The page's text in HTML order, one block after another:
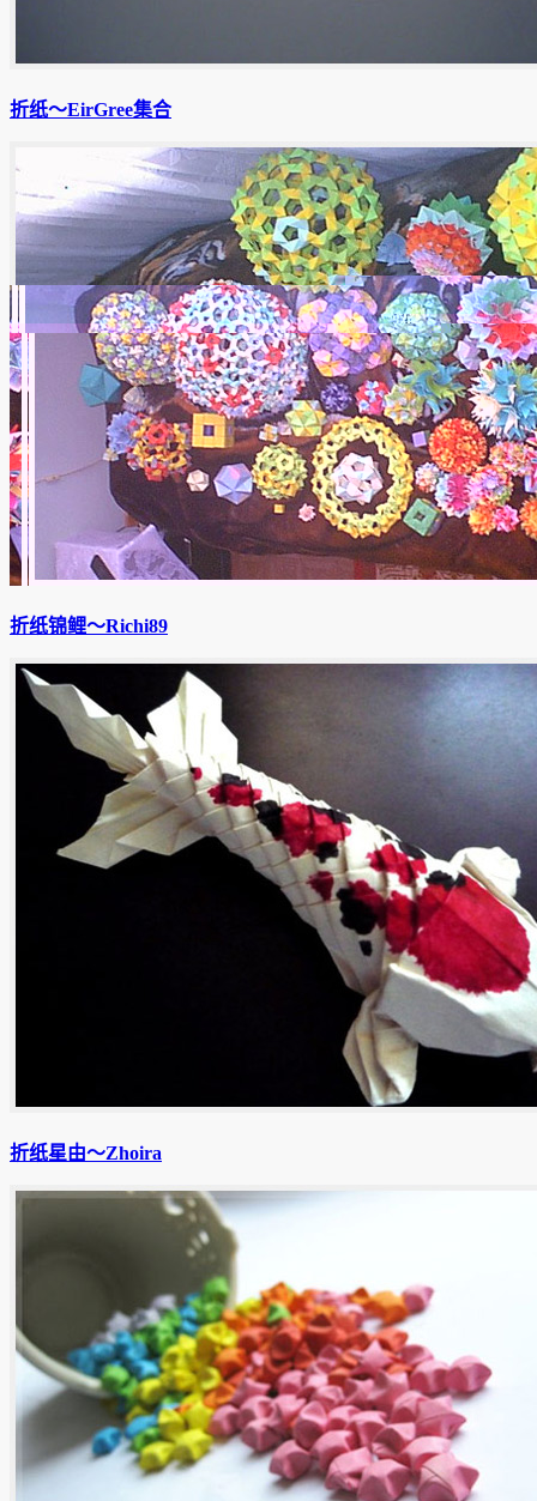
折纸〜EirGree集合
折纸锦鲤〜Richi89
折纸星由〜Zhoira